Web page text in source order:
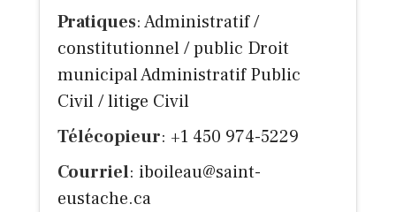
Pratiques: Administratif /
constitutionnel / public Droit
municipal Administratif Public
Civil / litige Civil
Télécopieur: +1 450 974-5229
Courriel: iboileau@saint-
eustache.ca